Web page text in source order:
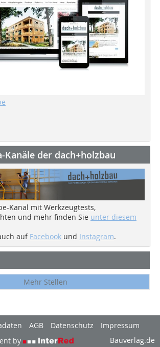
Kanäle der dach+holzbau
Kanal mit Werkzeugtests,
und mehr finden Sie unter diesem
auf Facebook und Instagram.
Mehr Stellen
AGB Datenschutz
Impressum
by
Bauverlag.de